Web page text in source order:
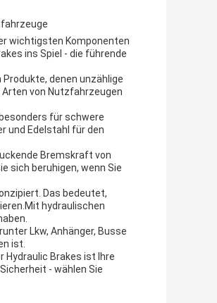
wichtigsten Komponenten
ins Spiel - die führende
denen unzählige
von Nutzfahrzeugen
für schwere
und Edelstahl für den
Bremskraft von
sich beruhigen, wenn Sie
Das bedeutet,
hydraulischen
Lkw, Anhänger, Busse
ist.
Hydraulic Brakes ist Ihre
- wählen Sie